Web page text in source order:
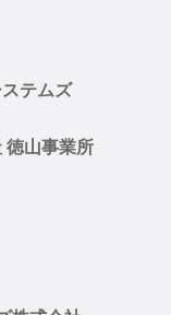
テムズ
徳山事業所